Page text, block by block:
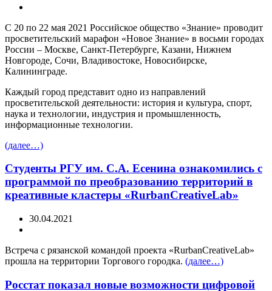
С 20 по 22 мая 2021 Российское общество «Знание» проводит
просветительский марафон «Новое Знание» в восьми городах
России – Москве, Санкт-Петербурге, Казани, Нижнем
Новгороде, Сочи, Владивостоке, Новосибирске,
Калининграде.
Каждый город представит одно из направлений
просветительской деятельности: история и культура, спорт,
наука и технологии, индустрия и промышленность,
информационные технологии.
(далее…)
Студенты РГУ им. С.А. Есенина ознакомились с
программой по преобразованию территорий в
креативные кластеры «RurbanCreativeLab»
30.04.2021
Встреча с рязанской командой проекта «RurbanCreativeLab»
прошла на территории Торгового городка. (далее…)
Росстат показал новые возможности цифровой